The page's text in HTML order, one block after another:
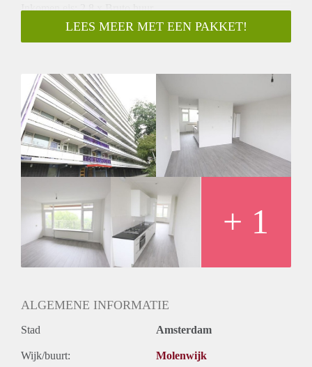
Inkomen eis: 2,8 x Bruto huur
Garantiestelling mogelijk: Ja
Borg: 1 Maand
Huisdieren toegestaan: Afhankelijk van de Eigenaar
Huurtoeslag grens: Nee
Geschikt voor studenten: Afhankelijk van de Eigenaar
LEES MEER MET EEN PAKKET!
+ 1
ALGEMENE INFORMATIE
Stad Amsterdam
Wijk/buurt: Molenwijk